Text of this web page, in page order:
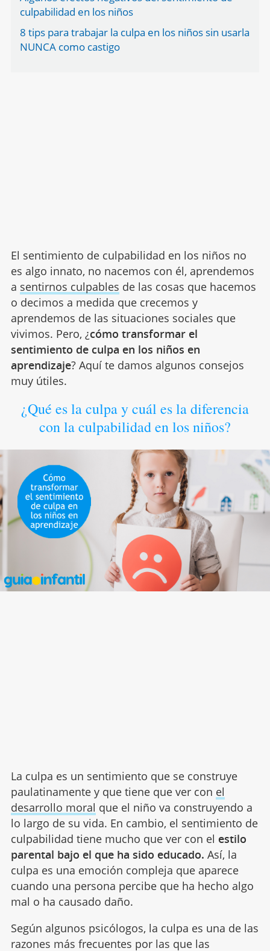
culpabilidad en los niños
8 tips para trabajar la culpa en los niños sin usarla
NUNCA como castigo
El sentimiento de culpabilidad en los niños no
es algo innato, no nacemos con él, aprendemos
a sentirnos culpables de las cosas que hacemos
o decimos a medida que crecemos y
aprendemos de las situaciones sociales que
vivimos. Pero, ¿cómo transformar el
sentimiento de culpa en los niños en
aprendizaje? Aquí te damos algunos consejos
muy útiles.
¿Qué es la culpa y cuál es la diferencia
con la culpabilidad en los niños?
La culpa es un sentimiento que se construye
paulatinamente y que tiene que ver con el
desarrollo moral que el niño va construyendo a
lo largo de su vida. En cambio, el sentimiento de
culpabilidad tiene mucho que ver con el estilo
parental bajo el que ha sido educado. Así, la
culpa es una emoción compleja que aparece
cuando una persona percibe que ha hecho algo
mal o ha causado daño.
Según algunos psicólogos, la culpa es una de las
razones más frecuentes por las que las